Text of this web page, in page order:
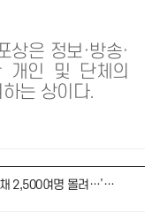
상은 정보·방송·
개인 및 단체의
는 상이다.
라온시큐어, 2025 공채 2,500여명 몰려…’경쟁률 125:1’ 기록